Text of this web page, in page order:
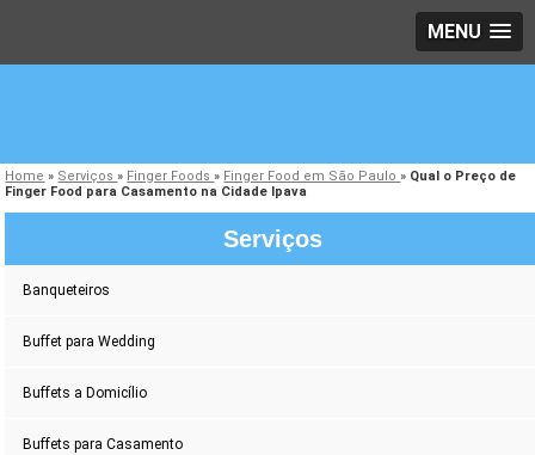
MENU
Home » Serviços» Finger Foods» Finger Food em São Paulo» Qual o Preço de
Finger Food para Casamento na Cidade Ipava
Serviços
Banqueteiros
Buffet para Wedding
Buffets a Domicílio
Buffets para Casamento